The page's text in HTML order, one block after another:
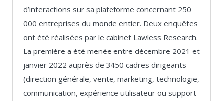
d’interactions sur sa plateforme concernant 250
000 entreprises du monde entier. Deux enquêtes
ont été réalisées par le cabinet Lawless Research.
La première a été menée entre décembre 2021 et
janvier 2022 auprès de 3450 cadres dirigeants
(direction générale, vente, marketing, technologie,
communication, expérience utilisateur ou support